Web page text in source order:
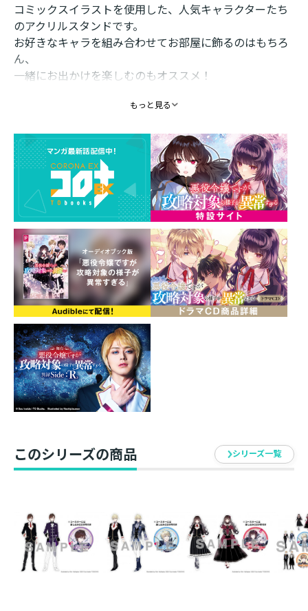
コミックスイラストを使用した、人気キャラクターたち
のアクリルスタンドです。
お好きなキャラを組み合わせてお部屋に飾るのはもちろ
ん、
一緒にお出かけを楽しむのもオススメ！
イラスト：宛
発売元：TOブックス
もっと見る
このシリーズの商品 シリーズ一覧